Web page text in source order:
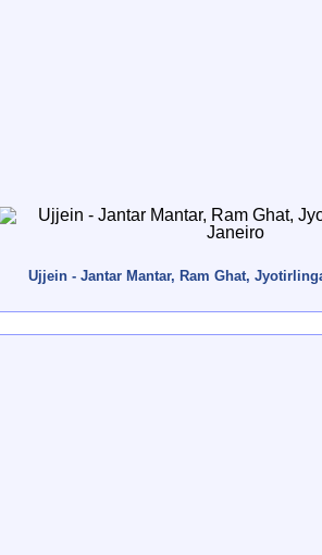
Ujjein - Jantar Mantar, Ram Ghat,